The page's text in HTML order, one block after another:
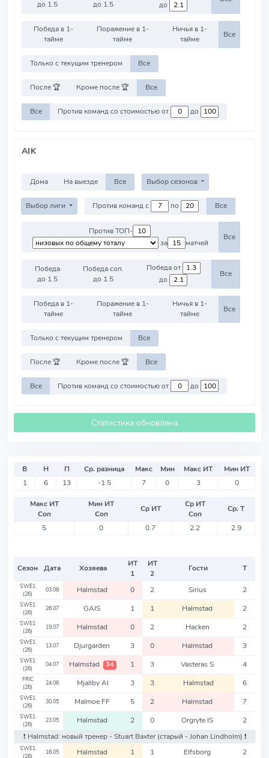
до 1.5
до 1.5
до
Победа в 1-
тайме
Поражение в 1-
тайме
Ничья в 1-
тайме
Все
Только с текущим тренером Все
После 🏆 Кроме после 🏆 Все
Все Против команд со стоимостью от до
AIK
Дома На выезде Все Выбор сезонов
Выбор лиги Против команд с по Все
Против ТОП-
за
матчей
Все
Победа
до 1.5
Победа соп.
до 1.5
Победа от
до
Все
Победа в 1-
тайме
Поражение в 1-
тайме
Ничья в 1-
тайме
Все
Только с текущим тренером Все
После 🏆 Кроме после 🏆 Все
Все Против команд со стоимостью от до
Статистика обновлена
В Н П Ср. разница Макс Мин Макс ИТ
Мин ИТ
1
6 13 -1.5 7 0 3 0
Макс ИТ
Соп
Мин ИТ
Соп
Ср ИТ
Ср ИТ
Соп
Ср. Т
5
0 0.7 2.2 2.9
Сезон Дата Хозяева
ИТ
1
ИТ
2
Гости Т
SWE1
(26)
03.08 Halmstad 0 2 Sirius 2
SWE1
(26)
26.07 GAIS 1 1 Halmstad 2
SWE1
(26)
19.07 Halmstad 0 2 Hacken 2
SWE1
(26)
13.07 Djurgarden 3 0 Halmstad 3
SWE1
(26)
04.07 Halmstad 34 1 3 Vasteras S 4
FRIC
(26)
24.06 Mjallby AI 3 3 Halmstad 6
SWE1
(26)
30.05 Malmoe FF 5 2 Halmstad 7
SWE1
(26)
23.05 Halmstad 2 0 Orgryte IS
2
❗️ Halmstad: новый тренер - Stuart Baxter(старый - Johan Lindholm) ❗️
SWE1
(26)
16.05 Halmstad 1 1 Elfsborg 2